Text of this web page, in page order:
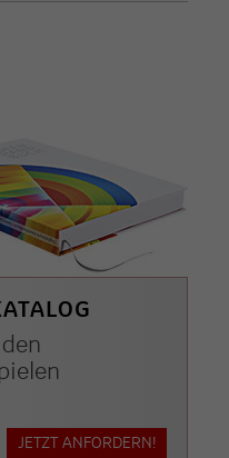
JETZT ANFORDERN!